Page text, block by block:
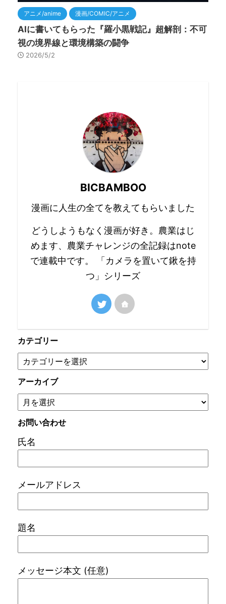
アニメ/anime 漫画/COMIC/アニメ
AIに書いてもらった『羅小黒戦記』超解剖：不可
視の境界線と環境構築の闘争
2026/5/2
BICBAMBOO
漫画に人生の全てを教えてもらいました
どうしようもなく漫画が好き。農業はじ
めます、農業チャレンジの全記録はnote
で連載中です。 「カメラを置いて鍬を持
つ」シリーズ
カテゴリー
アーカイブ
お問い合わせ
氏名
メールアドレス
題名
メッセージ本文 (任意)